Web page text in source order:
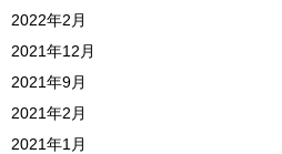
2022年2月
2021年12月
2021年9月
2021年2月
2021年1月